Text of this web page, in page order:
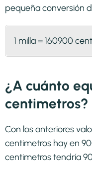
pequeña conversión
1 milla = 160900
¿A cuánto
centimetros?
Con los anteriores
centimetros hay en
centimetros tendría